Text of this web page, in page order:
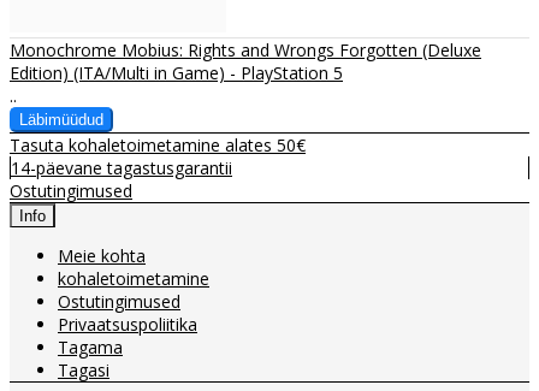
Monochrome Mobius: Rights and Wrongs Forgotten (Deluxe
Edition) (ITA/Multi in Game) - PlayStation 5
..
Tasuta kohaletoimetamine alates 50€
14-päevane tagastusgarantii
Ostutingimused
Info
Meie kohta
kohaletoimetamine
Ostutingimused
Privaatsuspoliitika
Tagama
Tagasi